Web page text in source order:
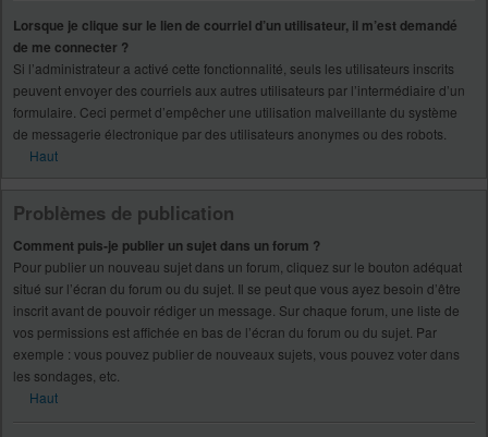
Lorsque je clique sur le lien de courriel d’un utilisateur, il m’est demandé
de me connecter ?
Si l’administrateur a activé cette fonctionnalité, seuls les utilisateurs inscrits
peuvent envoyer des courriels aux autres utilisateurs par l’intermédiaire d’un
formulaire. Ceci permet d’empêcher une utilisation malveillante du système
de messagerie électronique par des utilisateurs anonymes ou des robots.
Haut
Problèmes de publication
Comment puis-je publier un sujet dans un forum ?
Pour publier un nouveau sujet dans un forum, cliquez sur le bouton adéquat
situé sur l’écran du forum ou du sujet. Il se peut que vous ayez besoin d’être
inscrit avant de pouvoir rédiger un message. Sur chaque forum, une liste de
vos permissions est affichée en bas de l’écran du forum ou du sujet. Par
exemple : vous pouvez publier de nouveaux sujets, vous pouvez voter dans
les sondages, etc.
Haut